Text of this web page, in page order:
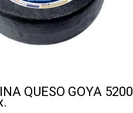
QUESO GOYA 5200